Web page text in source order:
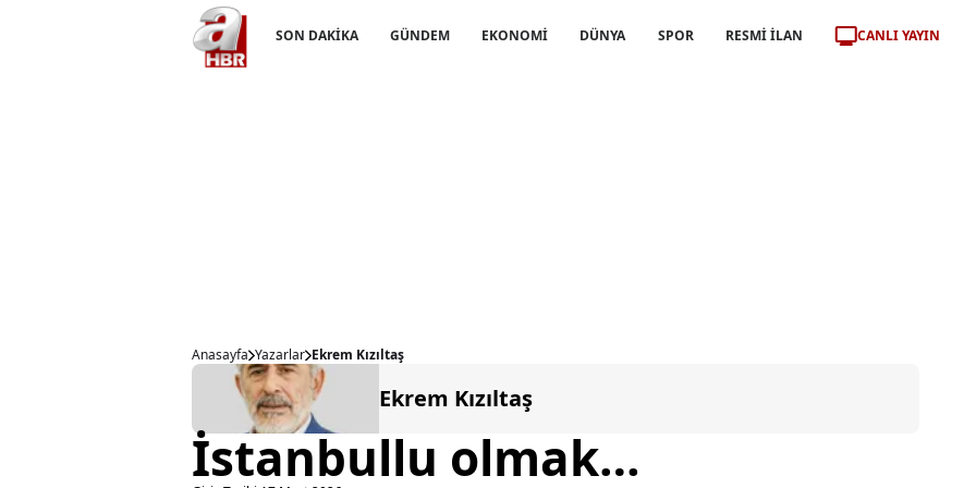
SON DAKİKA GÜNDEM EKONOMİ DÜNYA SPOR RESMİ İLAN CANLI YAYIN
Anasayfa Yazarlar Ekrem Kızıltaş
Ekrem Kızıltaş
İstanbullu olmak…